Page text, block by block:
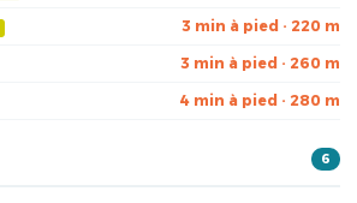
3 min à pied · 220 m
3 min à pied · 260 m
4 min à pied · 280 m
6